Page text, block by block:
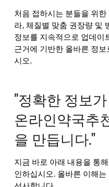
처음 접하시는 분들을 위한
라, 체질별 맞춤 권장량 및
정보를 지속적으로 업데이
근거에 기반한 올바른 정
시오.
"정확한 정보
온라인약국추
을 만듭니다."
지금 바로 아래 내용을 통
인하십시오. 올바른 이해